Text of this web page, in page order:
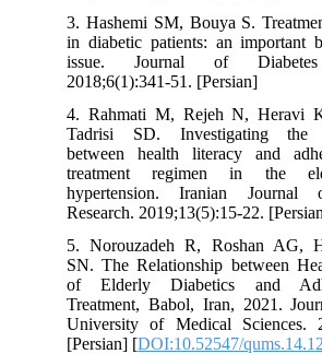
3. Hashemi SM, Bouya S.
in diabetic patients: an
issue. Journal of
2018;6(1):341-51. [Persian]
4. Rahmati M, Rejeh N, Heravi
Tadrisi SD. Investigating the
between health literacy and
treatment regimen in the
hypertension. Iranian
Research. 2019;13(5):15-22.
5. Norouzadeh R, Roshan AG,
SN. The Relationship between
of Elderly Diabetics and
Treatment, Babol, Iran, 2021.
University of Medical Sciences.
[Persian] [DOI:10.52547/